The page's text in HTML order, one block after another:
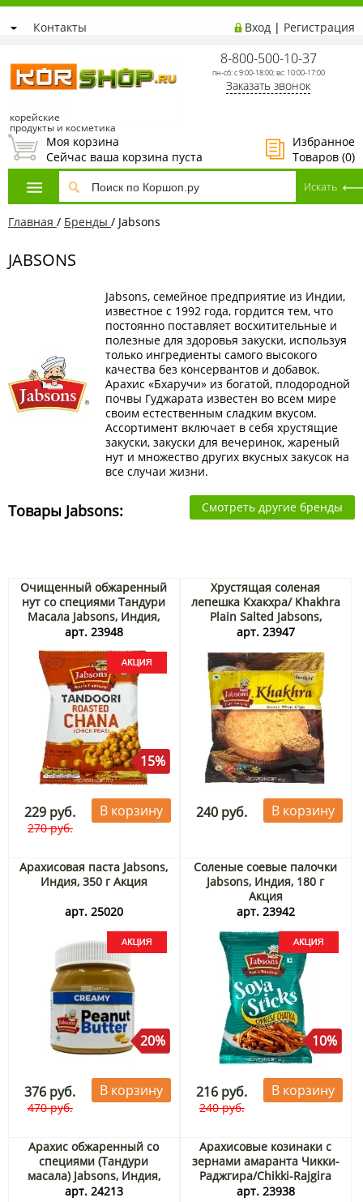
Контакты Вход | Регистрация
корейские
продукты и косметика
8-800-500-10-37
пн-сб: с 9:00-18:00; вс: 10:00-17:00
Заказать звонок
Избранное
Товаров (0)
Моя корзина
Сейчас ваша корзина пуста
Главная / Бренды / Jabsons
JABSONS
Jabsons, семейное предприятие из Индии,
известное с 1992 года, гордится тем, что
постоянно поставляет восхитительные и
полезные для здоровья закуски, используя
только ингредиенты самого высокого
качества без консервантов и добавок.
Арахис «Бхаручи» из богатой, плодородной
почвы Гуджарата известен во всем мире
своим естественным сладким вкусом.
Ассортимент включает в себя хрустящие
закуски, закуски для вечеринок, жареный
нут и множество других вкусных закусок на
все случаи жизни.
Смотреть другие бренды
Товары Jabsons:
Очищенный обжаренный
нут со специями Тандури
Масала Jabsons, Индия,
140 г Акция
арт. 23948
15%
229 руб.
270 руб.
В корзину
Хрустящая соленая
лепешка Кхакхра/ Khakhra
Plain Salted Jabsons,
Индия, 180 г
арт. 23947
240 руб. В корзину
Арахисовая паста Jabsons,
Индия, 350 г Акция
арт. 25020
20%
376 руб.
470 руб.
В корзину
Соленые соевые палочки
Jabsons, Индия, 180 г
Акция
арт. 23942
10%
216 руб.
240 руб.
В корзину
Арахис обжаренный со
специями (Тандури
масала) Jabsons, Индия,
140 г Акция
арт. 24213
Арахисовые козинаки с
зернами амаранта Чикки-
Раджгира/Chikki-Rajgira
Jabsons, Индия, 130 г
арт. 23938